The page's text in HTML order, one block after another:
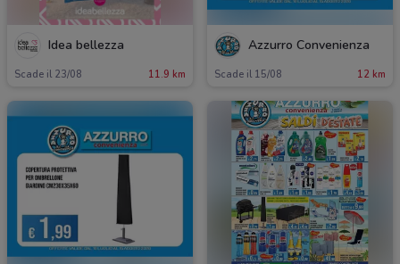
Idea bellezza
Scade il 23/08 11.9 km
Azzurro Convenienza
Scade il 15/08 12 km